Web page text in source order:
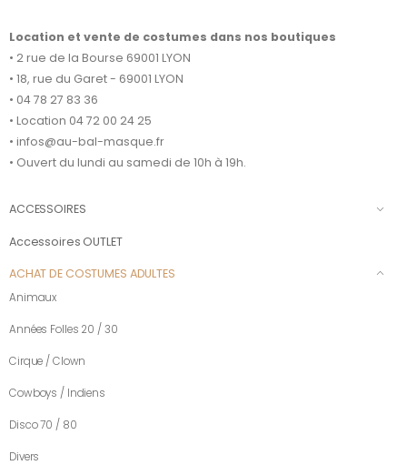
Location et vente de costumes dans nos boutiques
• 2 rue de la Bourse 69001 LYON
• 18, rue du Garet - 69001 LYON
• 04 78 27 83 36
• Location 04 72 00 24 25
• infos@au-bal-masque.fr
• Ouvert du lundi au samedi de 10h à 19h.
ACCESSOIRES
Accessoires OUTLET
ACHAT DE COSTUMES ADULTES
Animaux
Années Folles 20 / 30
Cirque / Clown
Cowboys / Indiens
Disco 70 / 80
Divers